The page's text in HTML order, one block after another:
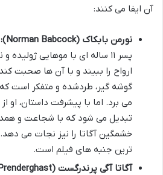
آن ایفا می کنند:
نورمن بابکاک (Norman Babcock):
پسر ۱۱ ساله ای با موهایی
ارواح را ببیند و با آن ها صحبت
گوشه گیر، طردشده و متفکر است که
می برد. اما با پیشرفت داستان، او
تبدیل می شود که با شجاعت و
خشمگین آگاتا را نیز نجات می
ترین جنبه های فیلم است.
آگاتا آگی پرندرگست (Agatha Aggie Prenderghast):